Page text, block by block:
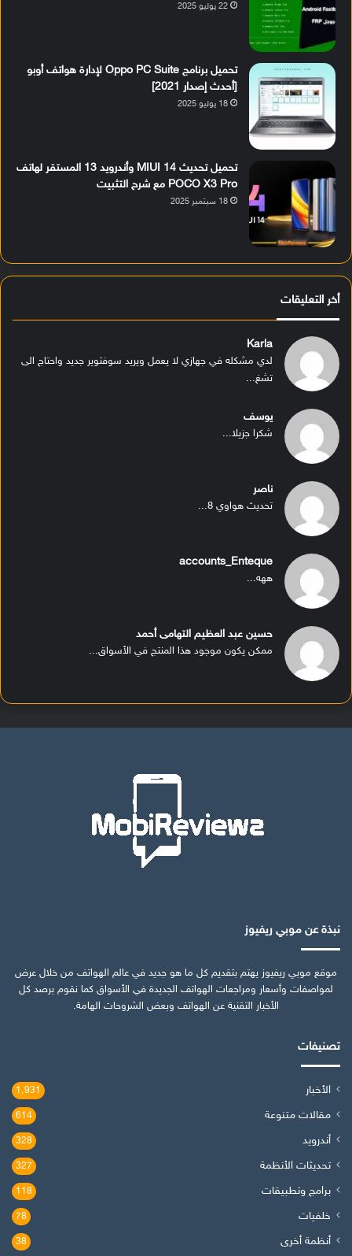
22 يوليو 2025
تحميل برنامج Oppo PC Suite لإدارة هواتف أوبو
[أحدث إصدار 2021]
18 يوليو 2025
تحميل تحديث MIUI 14 وأندرويد 13 المستقر لهاتف
POCO X3 Pro مع شرح التثبيت
18 سبتمبر 2025
أخر التعليقات
Karla
لدي مشكله في جهازي لا يعمل ويريد سوفتوير جديد واحتاج الى
تشغ...
يوسف
شكرا جزيلا...
ناصر
تحديث هواوي 8...
accounts_Enteque
ههه...
حسين عبد العظيم التهامى أحمد
ممكن يكون موجود هذا المنتج في الأسواق...
نبذة عن موبي ريفيوز
موقع موبي ريفيوز يهتم بتقديم كل ما هو جديد في عالم الهواتف من خلال عرض
لمواصفات وأسعار ومراجعات الهواتف الجديدة في الأسواق كما نقوم برصد كل
الأخبار التقنية عن الهواتف وبعض الشروحات الهامة.
تصنيفات
الأخبار 1٬931
مقالات متنوعة 614
أندرويد 328
تحديثات الأنظمة 327
برامج وتطبيقات 118
خلفيات 78
أنظمة أخرى 38